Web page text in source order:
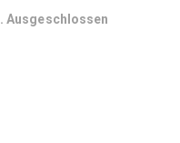
Ausgeschlossen